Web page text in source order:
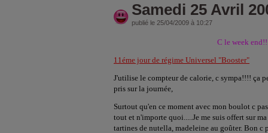
Samedi 25 Avril
publié le 25/04/2009 à 10:27
C le week
11éme jour de régime Universel "Booster"
J'utilise le compteur de calorie, c sympa!!!! ça
pris sur la journée,
Surtout qu'en ce moment avec mon boulot c
tout et n'importe quoi.....Je me suis offert sur
tartines de nutella, madeleine au goûter. Bon c